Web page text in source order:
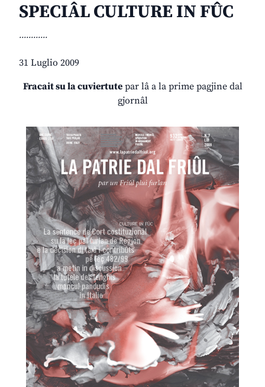
SPECIÂL CULTURE IN FÛC
............
31 Luglio 2009
Fracait su la cuviertutepar lâ a la prime pagjine dal
gjornâl